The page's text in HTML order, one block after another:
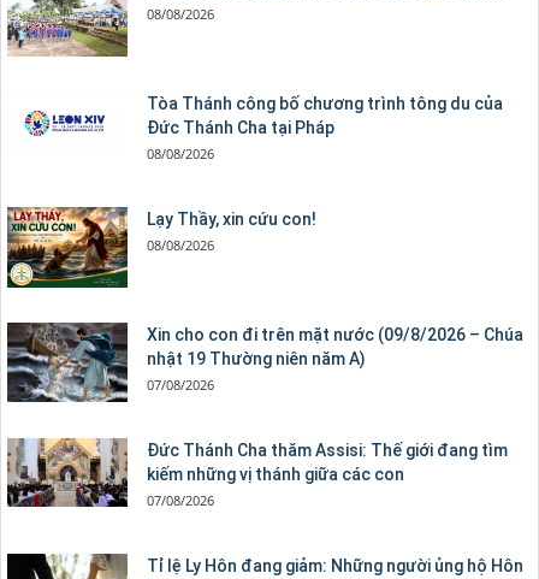
08/08/2026
Tòa Thánh công bố chương trình tông du của
Đức Thánh Cha tại Pháp
08/08/2026
Lạy Thầy, xin cứu con!
08/08/2026
Xin cho con đi trên mặt nước (09/8/2026 – Chúa
nhật 19 Thường niên năm A)
07/08/2026
Đức Thánh Cha thăm Assisi: Thế giới đang tìm
kiếm những vị thánh giữa các con
07/08/2026
Tỉ lệ Ly Hôn đang giảm: Những người ủng hộ Hôn